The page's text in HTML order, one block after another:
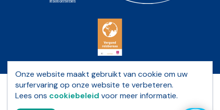
Privacybeleid
Onze website maakt gebruikt van cookie om uw
surfervaring op onze website te verbeteren.
Lees ons cookiebeleid voor meer informatie.